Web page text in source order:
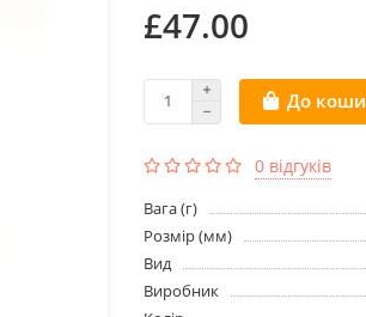
£47.00
До
0 відгуків
Вага (г)
Розмір (мм)
Вид
Виробник